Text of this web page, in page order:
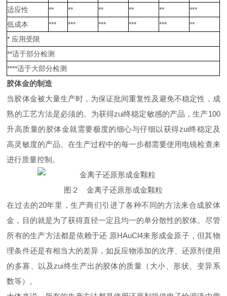
适应性
** ** ** ** **
***
低成本
*** *** *** *** ***
**
* 应用受限
**适于部分检测
****适于大部分检测
胶体金的制造
当胶体金被大量生产时，为保证批间重复性及避免不稳定性，成
熟的工艺方法是必须的。为获得zui终稳定敏感的产品，生产100
升高质量的胶体金就需要极度的细心与仔细以获得zui终稳定及
高灵敏度的产品。在生产过程中的每一步都需要使用电镜检查来
进行质量控制。
图２ 金离子还原形成金颗粒
在过去的20年里，生产商们引进了各种不同的方法来合成胶体
金，目的就是为了获得直径一定且均一的单分散性的胶体。尽管
所有的生产方法都是依赖于还 原HAuCl4来形成金原子，但其物
理条件还是有相当大的差异，如反应物添加的次序、还原剂使用
的多寡、以及zui终生产出的胶体的质量（大小、形状、变异系
数等）。